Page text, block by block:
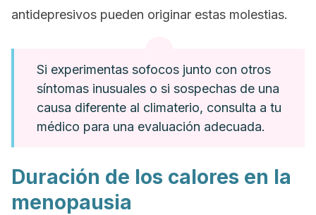
antidepresivos pueden originar estas molestias.
Si experimentas sofocos junto con otros
síntomas inusuales o si sospechas de una
causa diferente al climaterio, consulta a tu
médico para una evaluación adecuada.
Duración de los calores en la
menopausia